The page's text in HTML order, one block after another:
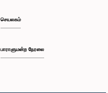
செயலகம்
பாராளுமன்ற நேரலை